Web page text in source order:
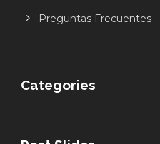
Preguntas Frecuentes
Categories